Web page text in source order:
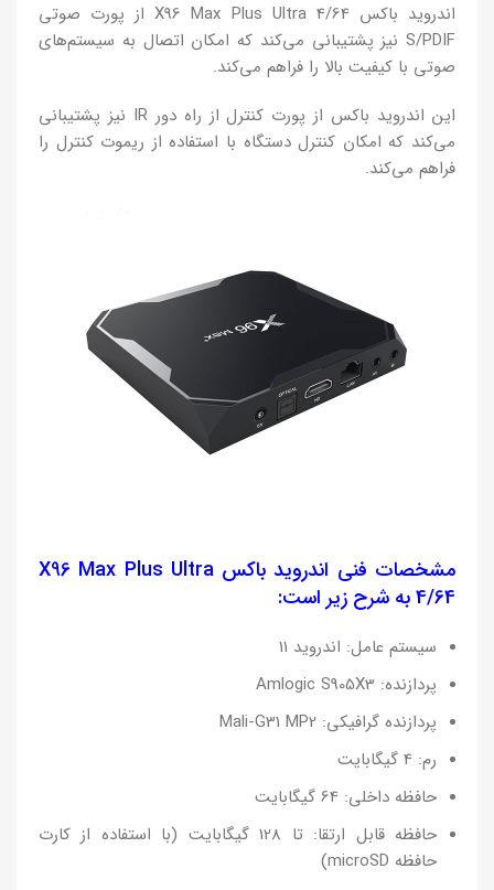
اندروید باکس X96 Max Plus Ultra 4/64 از پورت صوتی
S/PDIF نیز پشتیبانی می‌کند که امکان اتصال به سیستم‌های
صوتی با کیفیت بالا را فراهم می‌کند.
این اندروید باکس از پورت کنترل از راه دور IR نیز پشتیبانی
می‌کند که امکان کنترل دستگاه با استفاده از ریموت کنترل را
فراهم می‌کند.
مشخصات فنی اندروید باکس X96 Max Plus Ultra
4/64 به شرح زیر است:
سیستم عامل: اندروید 11
پردازنده: Amlogic S905X3
پردازنده گرافیکی: Mali-G31 MP2
رم: 4 گیگابایت
حافظه داخلی: 64 گیگابایت
حافظه قابل ارتقا: تا 128 گیگابایت (با استفاده از کارت
حافظه microSD)